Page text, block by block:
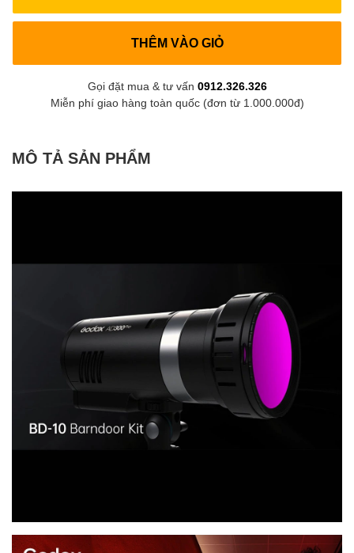
THÊM VÀO GIỎ
Gọi đặt mua & tư vấn 0912.326.326
Miễn phí giao hàng toàn quốc (đơn từ 1.000.000đ)
MÔ TẢ SẢN PHẨM